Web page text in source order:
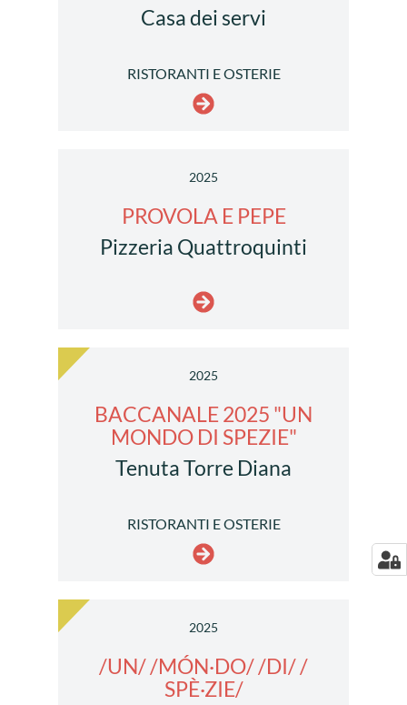
Casa dei servi
RISTORANTI E OSTERIE
2025
PROVOLA E PEPE
Pizzeria Quattroquinti
2025
BACCANALE 2025 "UN
MONDO DI SPEZIE"
Tenuta Torre Diana
RISTORANTI E OSTERIE
2025
/UN/ /MÓN·DO/ /DI/ /
SPÈ·ZIE/